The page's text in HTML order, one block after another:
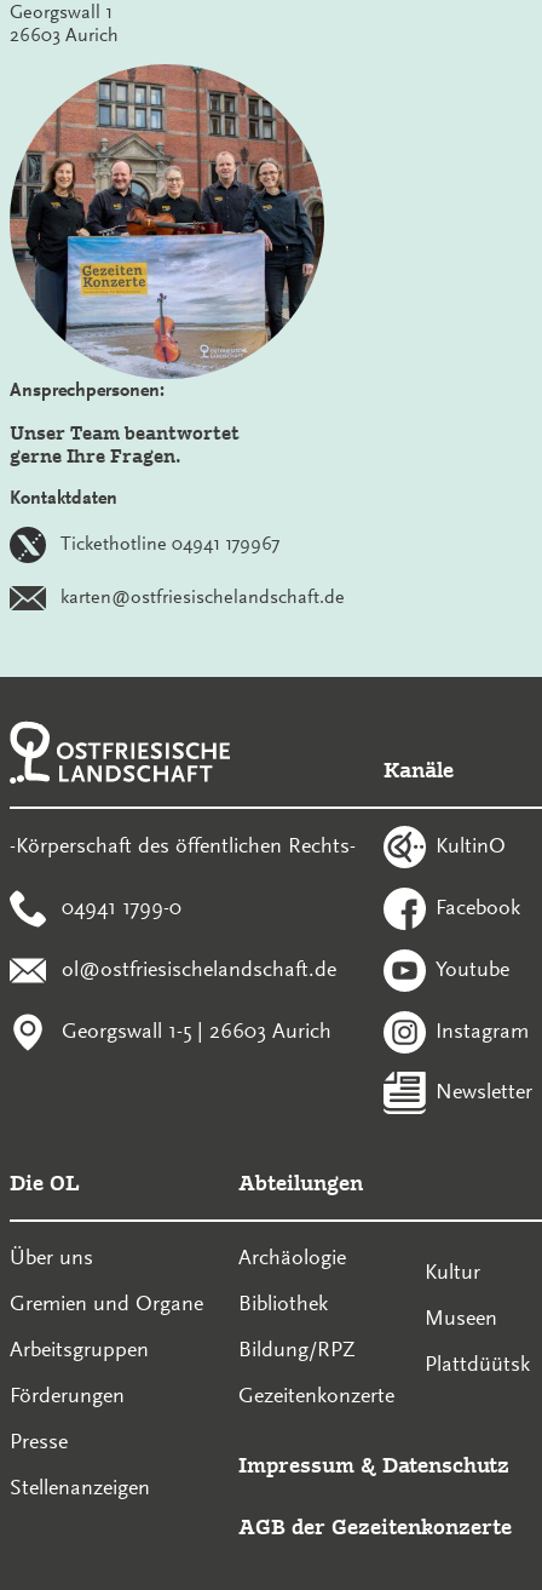
Georgswall 1
26603 Aurich
Ansprechpersonen:
Unser Team beantwortet
gerne Ihre Fragen.
Kontaktdaten
Tickethotline 04941 179967
karten@ostfriesischelandschaft.de
-Körperschaft des öffentlichen Rechts-
04941 1799-0
ol@ostfriesischelandschaft.de
Georgswall 1-5 | 26603 Aurich
Kanäle
KultinO
Facebook
Youtube
Instagram
Newsletter
Die OL
Über uns
Gremien und Organe
Arbeitsgruppen
Förderungen
Presse
Stellenanzeigen
Abteilungen
Archäologie
Bibliothek
Bildung/RPZ
Gezeitenkonzerte
Kultur
Museen
Plattdüütsk
Impressum & Datenschutz
AGB der Gezeitenkonzerte